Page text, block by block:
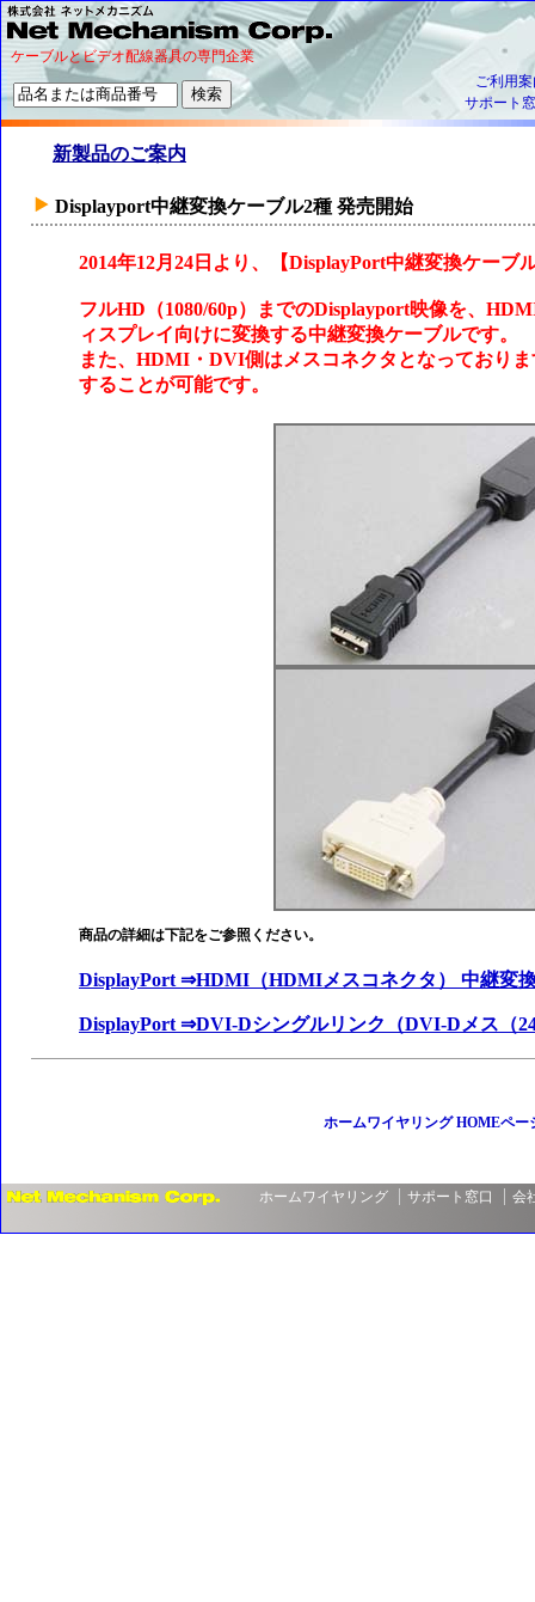
ケーブルとビデオ配線器具の専門企業
ご利用
サポート
新製品のご案内
Displayport中継変換ケーブル2種 発売開始
2014年12月24日より、【DisplayPort中継変換ケー
フルHD（1080/60p）までのDisplayport映像を、
ィスプレイ向けに変換する中継変換ケーブルです。
また、HDMI・DVI側はメスコネクタとなっており
することが可能です。
商品の詳細は下記をご参照ください。
DisplayPort ⇒HDMI（HDMIメスコネクタ） 中継変
DisplayPort ⇒DVI-Dシングルリンク（DVI-Dメス（
ホームワイヤリング HOMEペー
ホームワイヤリング サポート窓口 会